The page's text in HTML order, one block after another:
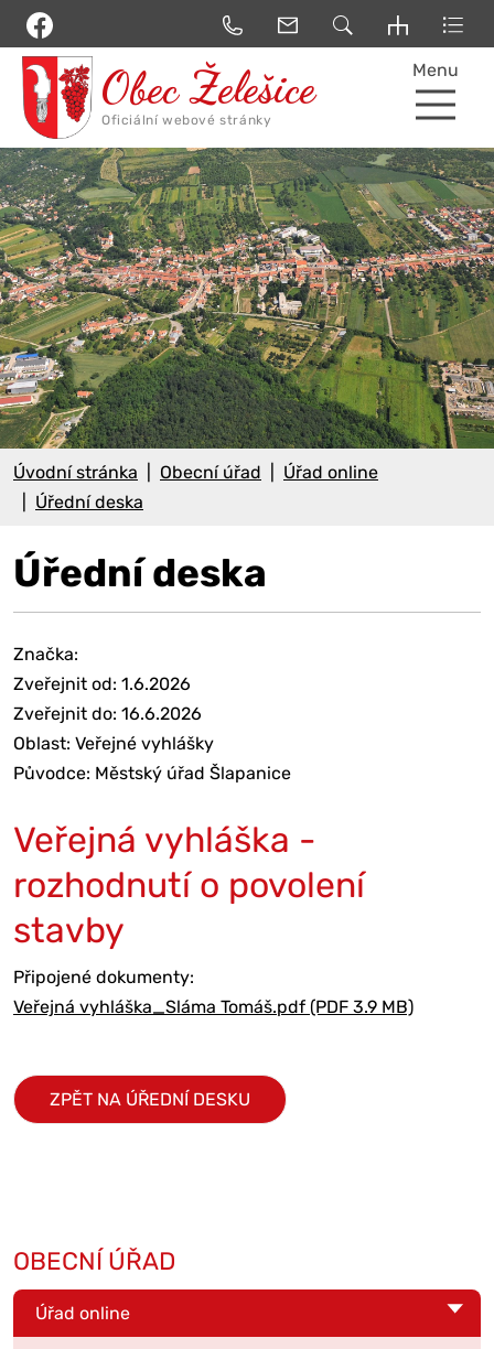
Menu
Úvodní stránka Obecní úřad
Úřad online
Úřední deska
Úřední deska
Značka:
Zveřejnit od: 1.6.2026
Zveřejnit do: 16.6.2026
Oblast: Veřejné vyhlášky
Původce: Městský úřad Šlapanice
Veřejná vyhláška -
rozhodnutí o povolení
stavby
Připojené dokumenty:
Veřejná vyhláška_Sláma Tomáš.pdf (PDF 3.9 MB)
ZPĚT NA ÚŘEDNÍ DESKU
OBECNÍ ÚŘAD
Úřad online